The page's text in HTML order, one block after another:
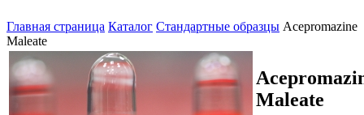
Главная страница Каталог Стандартные образцы Acepromazine
Maleate
Maleate